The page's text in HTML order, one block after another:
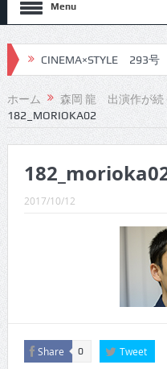
Menu
CINEMA×STYLE 293号
CINEMA×STYLE 292号
CINEMA×STYLE 291号
CINEMA×STYLE 289号
CINEMA×STYLE 287号
CINEMA×STYLE 286号
CINEMA×STYLE 285号
ホーム
森岡 龍 出演作が続
182_MORIOKA02
2017/10/12
Share 0 Tweet